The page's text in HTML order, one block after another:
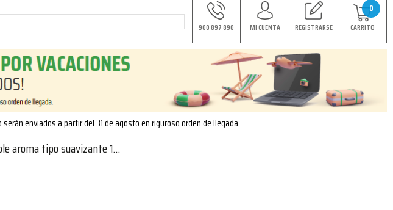
900 897 890 MI CUENTA REGISTRARSE
0
CARRITO
enviados a partir del 31 de agosto en riguroso orden de llegada.
aroma tipo suavizante 10L